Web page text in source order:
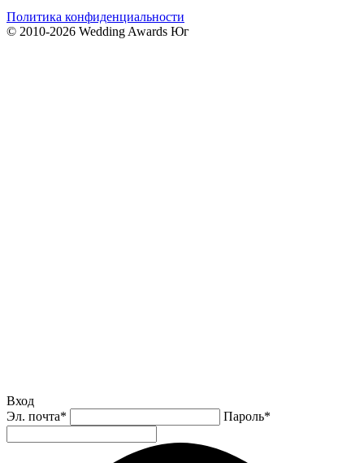
Политика конфиденциальности
© 2010-2026 Wedding Awards Юг
Вход
Эл. почта* Пароль*